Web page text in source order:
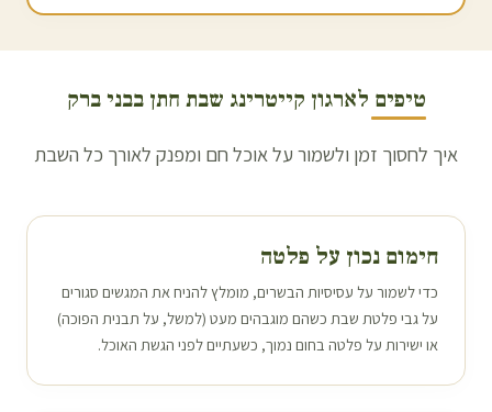
טיפים לארגון קייטרינג שבת חתן בבני ברק
איך לחסוך זמן ולשמור על אוכל חם ומפנק לאורך כל השבת
חימום נכון על פלטה
כדי לשמור על עסיסיות הבשרים, מומלץ להניח את המגשים סגורים
על גבי פלטת שבת כשהם מוגבהים מעט (למשל, על תבנית הפוכה)
או ישירות על פלטה בחום נמוך, כשעתיים לפני הגשת האוכל.